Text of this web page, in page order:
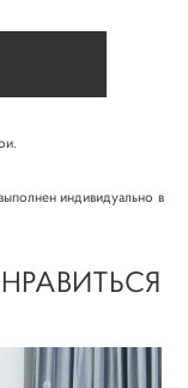
индивидуально в